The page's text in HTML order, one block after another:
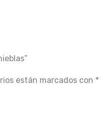
están marcados con *